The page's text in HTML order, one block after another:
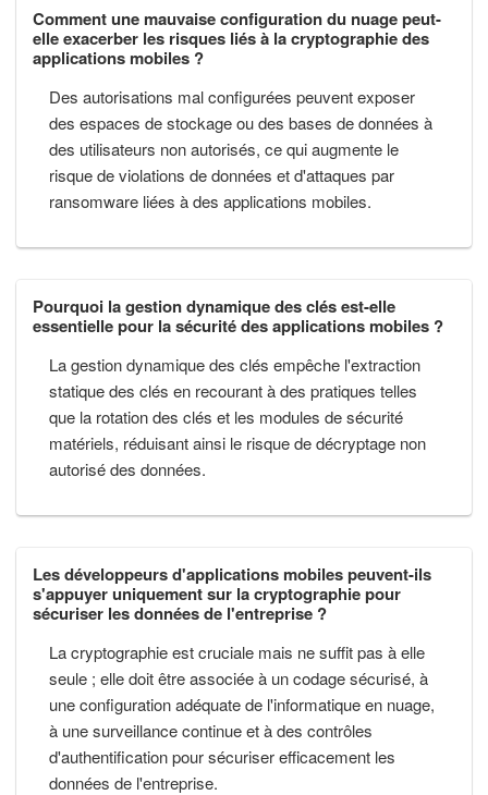
Comment une mauvaise configuration du nuage peut-
elle exacerber les risques liés à la cryptographie des
applications mobiles ?
Des autorisations mal configurées peuvent exposer
des espaces de stockage ou des bases de données à
des utilisateurs non autorisés, ce qui augmente le
risque de violations de données et d'attaques par
ransomware liées à des applications mobiles.
Pourquoi la gestion dynamique des clés est-elle
essentielle pour la sécurité des applications mobiles ?
La gestion dynamique des clés empêche l'extraction
statique des clés en recourant à des pratiques telles
que la rotation des clés et les modules de sécurité
matériels, réduisant ainsi le risque de décryptage non
autorisé des données.
Les développeurs d'applications mobiles peuvent-ils
s'appuyer uniquement sur la cryptographie pour
sécuriser les données de l'entreprise ?
La cryptographie est cruciale mais ne suffit pas à elle
seule ; elle doit être associée à un codage sécurisé, à
une configuration adéquate de l'informatique en nuage,
à une surveillance continue et à des contrôles
d'authentification pour sécuriser efficacement les
données de l'entreprise.